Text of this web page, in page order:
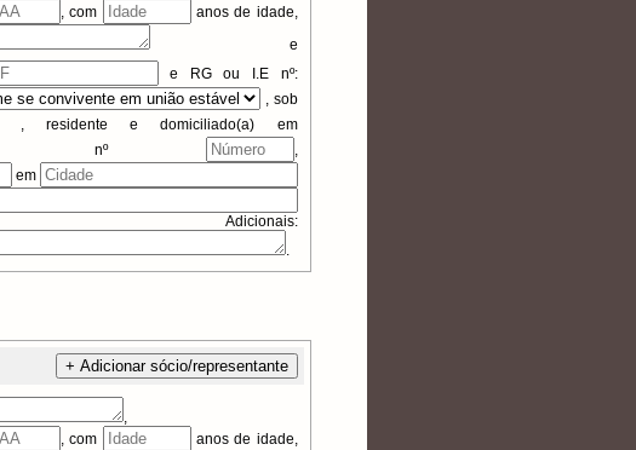
, com
anos de idade,
e
e RG ou I.E nº:
, sob
, residente e domiciliado(a) em
nº
,
em
.
+ Adicionar sócio/representante
,
, com
anos de idade,